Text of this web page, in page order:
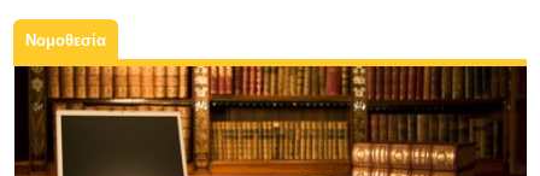
Νομοθεσία